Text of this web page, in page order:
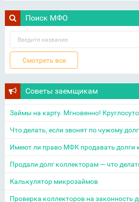
Поиск МФО
Советы заемщикам
Займы на карту. Мгновенно!
Что делать, если звонят по чужому
Имеют ли право МФК продавать долги
Продали долг коллекторам — что
Калькулятор микрозаймов
Проверка коллекторов на законность